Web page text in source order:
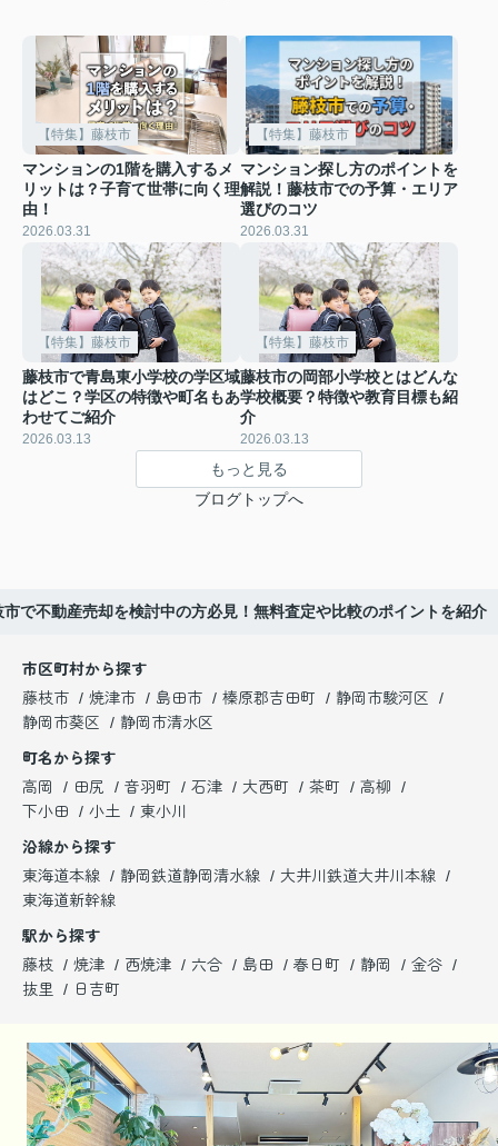
【特集】藤枝市
マンションの1階を購入するメ
リットは？子育て世帯に向く理
由！
2026.03.31
【特集】藤枝市
マンション探し方のポイントを
解説！藤枝市での予算・エリア
選びのコツ
2026.03.31
【特集】藤枝市
藤枝市で青島東小学校の学区域
はどこ？学区の特徴や町名もあ
わせてご紹介
2026.03.13
【特集】藤枝市
藤枝市の岡部小学校とはどんな
学校概要？特徴や教育目標も紹
介
2026.03.13
もっと見る
ブログトップへ
市で不動産売却を検討中の方必見！無料査定や比較のポイントを紹介
市区町村から探す
藤枝市
焼津市 島田市 榛原郡吉田町
静岡市駿河区
静岡市葵区
静岡市清水区
町名から探す
高岡
田尻 音羽町 石津 大西町 茶町
高柳
下小田
小土
東小川
沿線から探す
東海道本線
静岡鉄道静岡清水線
大井川鉄道大井川本線
東海道新幹線
駅から探す
藤枝
焼津 西焼津 六合 島田 春日町 静岡
金谷
抜里
日吉町